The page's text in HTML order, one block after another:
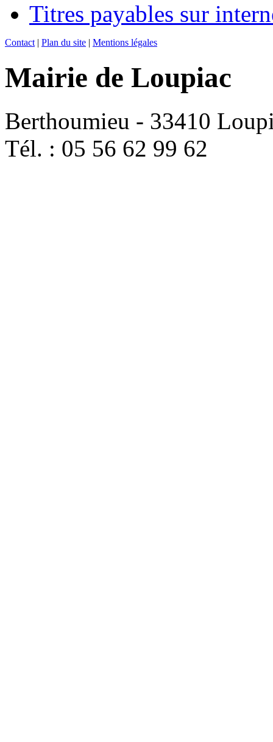
Titres payables sur
Contact | Plan du site | Mentions légales
Mairie de Loupiac
Berthoumieu - 33410
Tél. : 05 56 62 99 62